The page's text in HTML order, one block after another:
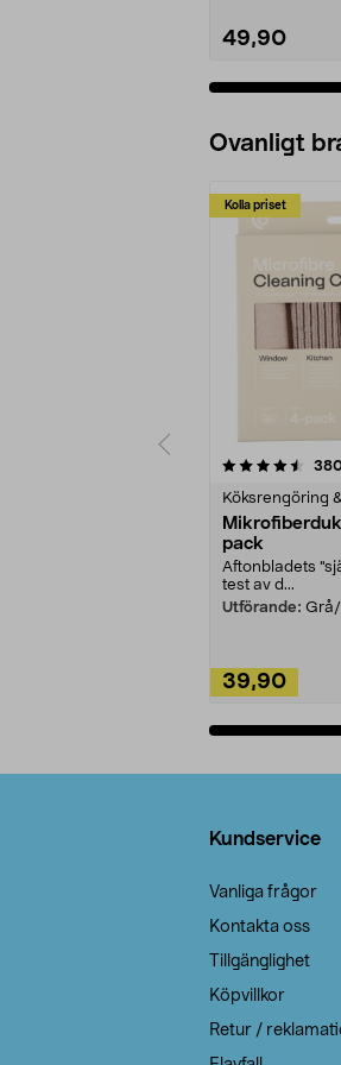
49,90
Ovanligt
Kolla priset
Köksrengöring
pack
Aftonbladets
test av d...
Utförande:
39,90
4.0av
Kundservice
Vanliga frågor
Kontakta oss
Tillgänglighet
Köpvillkor
Retur /